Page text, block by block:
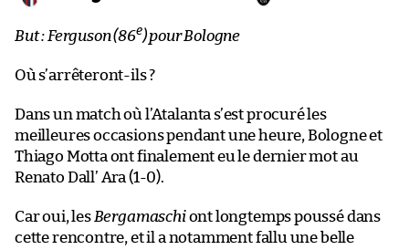
But : Ferguson (86e) pour Bologne
Où s’arrêteront-ils ?
Dans un match où l’Atalanta s’est procuré les
meilleures occasions pendant une heure, Bologne et
Thiago Motta ont finalement eu le dernier mot au
Renato Dall’ Ara (1-0).
Car oui, les Bergamaschiont longtemps poussé dans
cette rencontre, et il a notamment fallu une belle